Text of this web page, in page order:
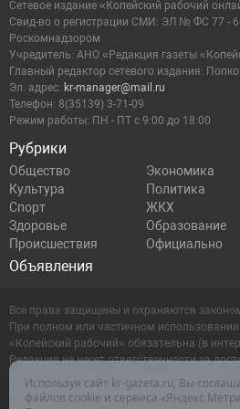
Рубрики
Общество
Экономика
Культура
Политика
Спорт
ЖКХ
Здоровье
Образование
Происшествия
Официально
Объявления
Сетевое издание «Копейский рабочий
Cвид-во о регистрации СМИ: ЭЛ № ФС 77 -
Роскомнадзором
Учредитель: АНО «Редакция газеты
Главный редактор сетевого издания:
Эл. адрес: kr-manager@mail.ru
Телефон: 8(35139) 3-71-09
Режим работы: ПН - ПТ с 9:00 до 18:00
Все права защищены и охраняются
При полном или частичном
«Копейский рабочий» обязательна (в
Редакция не несет ответственности за
содержащейся в рекламных объявлениях.
Настоящий ресурс может содержать
Используя сайт kr-gazeta.ru, Вы
файлов cookie и сервиса